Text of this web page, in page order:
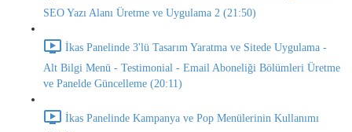
SEO Yazı Alanı Üretme ve Uygulama 2 (21:50)
İkas Panelinde 3'lü Tasarım Yaratma ve Sitede Uygulama -
Alt Bilgi Menü - Testimonial - Email Aboneliği Bölümleri Üretme
ve Panelde Güncelleme (20:11)
İkas Panelinde Kampanya ve Pop Menülerinin Kullanımı